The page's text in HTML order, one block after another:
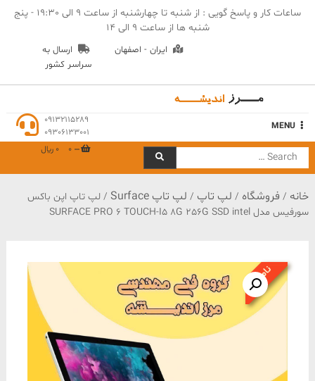
ساعات کار و پاسخ گویی : از شنبه تا چهارشنبه از ساعت 9 الی 19:30 - پنج
شنبه ها از ساعت 9 الی 14
ایران - اصفهان
ارسال به
سراسر کشور
MENU
09132115289
09306133001
Search
for:
0 0 ﷼
خانه / فروشگاه / لپ تاپ / لپ تاپ Surface
/ لپ تاپ اپن باکس
سورفیس مدل SURFACE PRO 6 TOUCH-I5 8G 256G SSD intel
ناموجود